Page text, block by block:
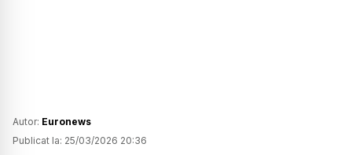
Autor: Euronews
Publicat la: 25/03/2026 20:36